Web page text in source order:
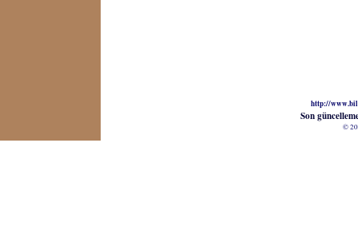
http://
Son
©